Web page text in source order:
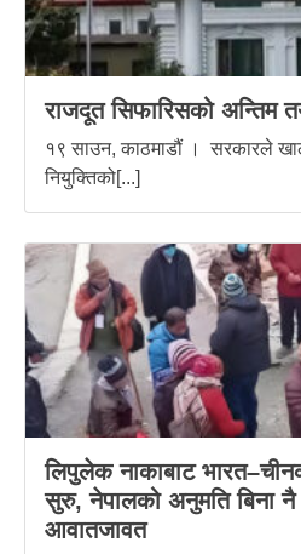
राजदूत सिफारिसको अन्तिम
१९ साउन, काठमाडौं । सरकारले
नियुक्तिको[...]
लिपुलेक नाकाबाट
सुरु, नेपालको अनुमति बिना नै
आवातजावत